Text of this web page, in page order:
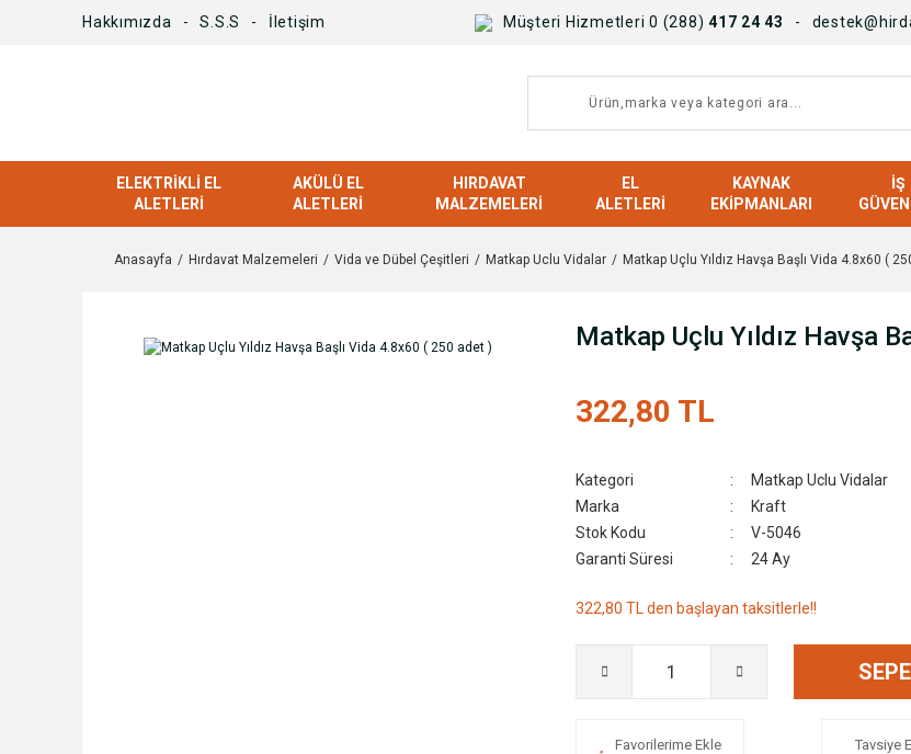
Hakkımızda S.S.S İletişim Müşteri Hizmetleri 0 (288) 417 24 43
ELEKTRIKLI EL
ALETLERI
AKÜLÜ EL
ALETLERI
HIRDAVAT
MALZEMELERI
EL
ALETLERI
KAYNAK
EKIPMANLARI
İŞ
Anasayfa Hırdavat Malzemeleri Vida ve Dübel Çeşitleri Matkap Uclu Vidalar Matkap Uçlu Yıldız Havşa Başlı Vida 4.8x60 (
Matkap Uçlu Yıldız Havşa
322,80 TL
Kategori
Matkap Uclu Vidalar
Marka
Kraft
Stok Kodu
V-5046
Garanti Süresi
24 Ay
322,80 TL den başlayan taksitlerle!!
Tavsiye